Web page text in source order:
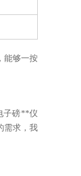
能够一按
子磅**仪
需求，我